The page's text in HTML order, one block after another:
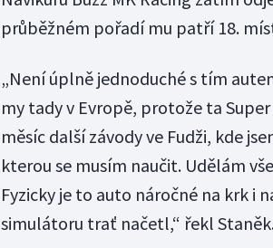
průběžném pořadí mu patří 18.
„Není úplně jednoduché s tím
my tady v Evropě, protože ta
měsíc další závody ve Fudži, kde
kterou se musím naučit. Udělám
Fyzicky je to auto náročné na krk i
simulátoru trať načetl,“ řekl